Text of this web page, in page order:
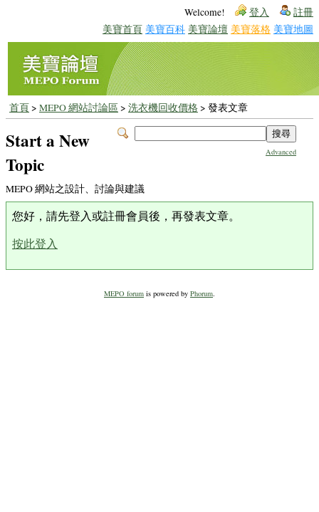
Welcome! 登入 註冊
美寶首頁 美寶百科 美寶論壇 美寶落格 美寶地圖
首頁> MEPO 網站討論區> 洗衣機回收價格> 發表文章
Advanced
Start a New
Topic
MEPO 網站之設計、討論與建議
您好，請先登入或註冊會員後，再發表文章。
按此登入
MEPO forum is powered by Phorum.